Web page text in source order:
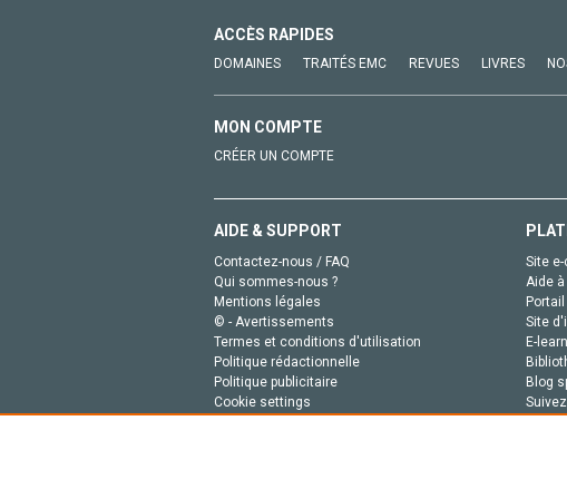
ACCÈS RAPIDES
DOMAINES TRAITÉS EMC REVUES LIVRES
MON COMPTE
CRÉER UN COMPTE
AIDE & SUPPORT
Contactez-nous / FAQ
Qui sommes-nous ?
Mentions légales
© - Avertissements
Termes et conditions d'utilisation
Politique rédactionnelle
Politique publicitaire
Cookie settings
Site
Aide
Site
E-
Blog